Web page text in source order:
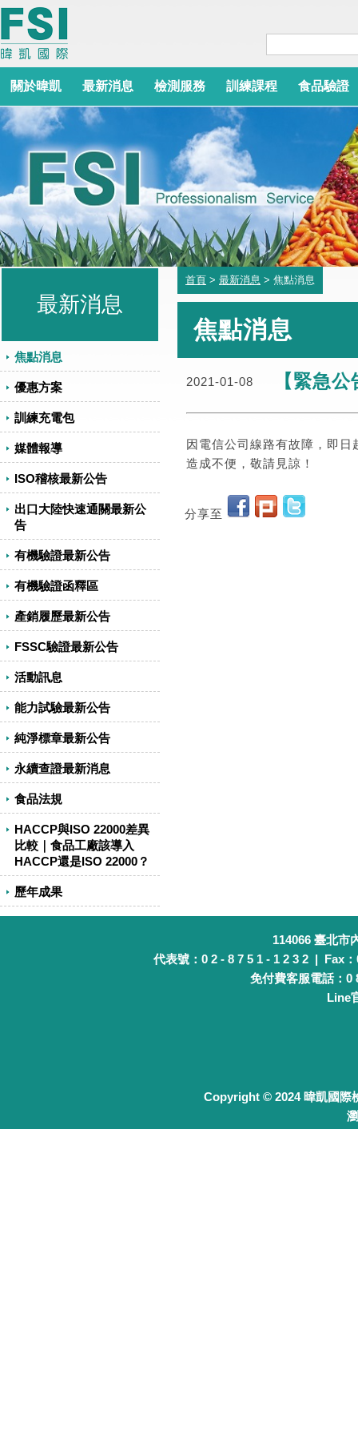
關於暐凱 最新消息 檢測服務 訓練課程 食品驗證
最新消息
焦點消息
優惠方案
訓練充電包
媒體報導
ISO稽核最新公告
出口大陸快速通關最新公
告
有機驗證最新公告
有機驗證函釋區
產銷履歷最新公告
FSSC驗證最新公告
活動訊息
能力試驗最新公告
純淨標章最新公告
永續查證最新消息
食品法規
HACCP與ISO 22000差異
比較｜食品工廠該導入
HACCP還是ISO 22000？
歷年成果
首頁 > 最新消息 > 焦點消息
焦點消息
2021-01-08 【緊急
因電信公司線路有故障，即
造成不便，敬請見諒！
分享至
114066 臺北市
代表號：0 2 - 8 7 5 1 - 1 2 3 2 | Fax
免付費客服電話：0
Line
Copyright © 2024 暐凱國際